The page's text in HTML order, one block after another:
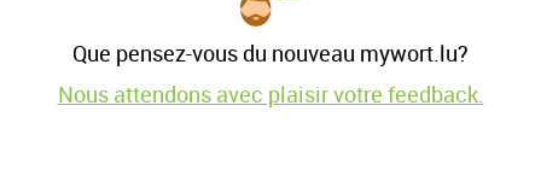
Que pensez-vous du nouveau mywort.lu?
Nous attendons avec plaisir votre feedback.